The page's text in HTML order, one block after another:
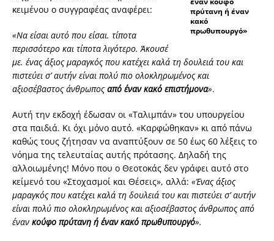
πρύτανη ή έναν
κακό
πρωθυπουργό»
κειμένου ο συγγραφέας αναφέρει:
«Να είσαι αυτό που είσαι. τίποτα
περισσότερο και τίποτα λιγότερο. Άκουσέ
με. ένας άξιος μαραγκός που κατέχει καλά τη δουλειά του και
πιστεύει σ’ αυτήν είναι πολύ πιο ολοκληρωμένος και
αξιοσέβαστος άνθρωποςαπό έναν κακό επιστήμονα».
Αυτή την εκδοχή έδωσαν οι «Ταλιμπάν» του υπουργείου
στα παιδιά. Κι όχι μόνο αυτό. «Καρφώθηκαν» κι από πάνω
καθώς τους ζήτησαν να αναπτύξουν σε 50 έως 60 λέξεις το
νόημα της τελευταίας αυτής πρότασης. Δηλαδή της
αλλοιωμένης! Μόνο που ο Θεοτοκάς δεν γράφει αυτό στο
κείμενό του «Στοχασμοί και Θέσεις», αλλά: «Ένας άξιος
μαραγκός που κατέχει καλά τη δουλειά του και πιστεύει σ’ αυτήν
είναι πολύ πιο ολοκληρωμένος και αξιοσέβαστος άνθρωπος από
έναν κούφο πρύτανη ή έναν κακό πρωθυπουργό».